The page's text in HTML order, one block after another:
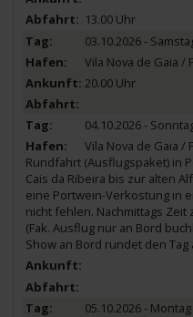
13.00 Uhr
03.10.2026 -
Vila Nova de Gaia /
20.00 Uhr
04.10.2026 -
Vila Nova de Gaia /
Rundfahrt (Ausflugspaket) in
Cais da Ribeira bis zur alten
eine Portwein-Verkostung in
nicht fehlen. Nachmittags
(Fak. Ausflug nur an Bord
Show an Bord rundet den Tag
05.10.2026 - Montag